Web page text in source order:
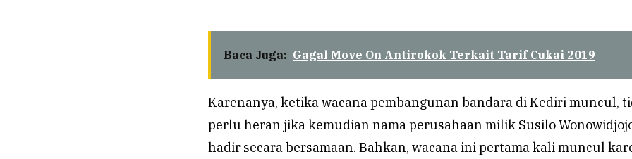
Baca Juga: Gagal Move On Antirokok Terkait Tarif Cukai 2019
Karenanya, ketika wacana pembangunan bandara di Kediri muncul,
perlu heran jika kemudian nama perusahaan milik Susilo
hadir secara bersamaan. Bahkan, wacana ini pertama kali muncul